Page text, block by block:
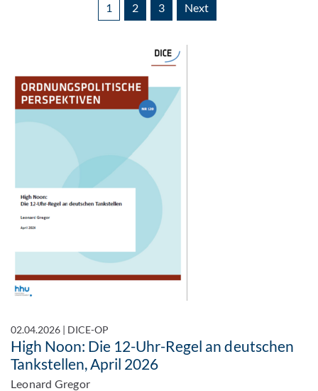
1 2 3 Next
02.04.2026 | DICE-OP
High Noon: Die 12-Uhr-Regel an deutschen
Tankstellen, April 2026
Leonard Gregor